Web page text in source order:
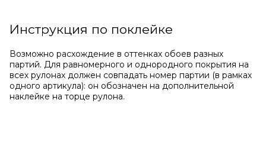
Инструкция по поклейке
Возможно расхождение в оттенках обоев разных
партий. Для равномерного и однородного покрытия на
всех рулонах должен совпадать номер партии (в рамках
одного артикула): он обозначен на дополнительной
наклейке на торце рулона.